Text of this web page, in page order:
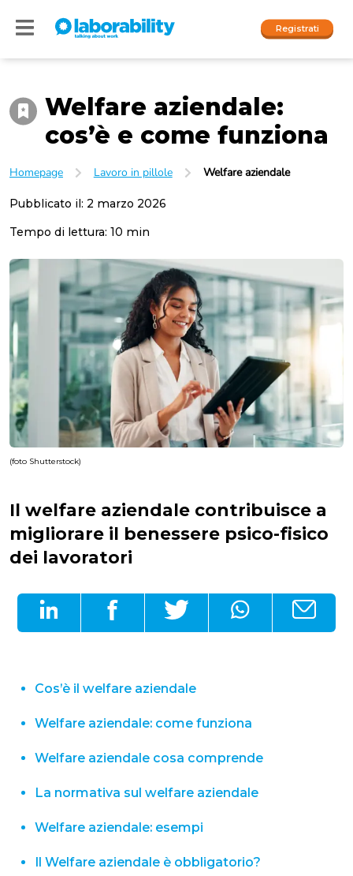
Registrati
I nostri social
Accedi
People
Company
Welfare aziendale:
cos’è e come funziona
Homepage Lavoro in pillole Welfare aziendale
Pubblicato il: 2 marzo 2026
Tempo di lettura: 10 min
(foto Shutterstock)
Il welfare aziendale contribuisce a
migliorare il benessere psico-fisico
dei lavoratori
Cos’è il welfare aziendale
Welfare aziendale: come funziona
Welfare aziendale cosa comprende
La normativa sul welfare aziendale
Welfare aziendale: esempi
Il Welfare aziendale è obbligatorio​?